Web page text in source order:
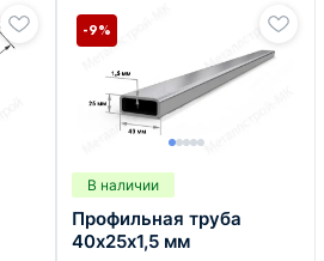
В наличии
Профильная труба
40х25х1,5 мм
-9%